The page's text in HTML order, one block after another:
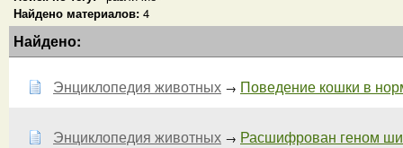
Найдено материалов: 4
Найдено:
Энциклопедия животных → Поведение кошки в
Энциклопедия животных → Расшифрован геном